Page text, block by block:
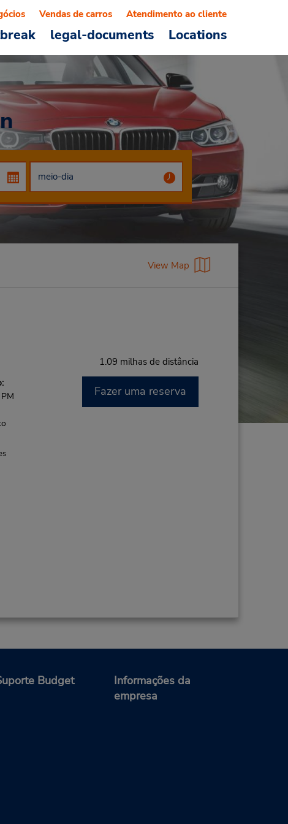
legal-documents Locations
Vendas de carros Atendimento ao cliente
View Map
1.09 milhas de distância
Fazer uma reserva
Budget
Informações da
empresa